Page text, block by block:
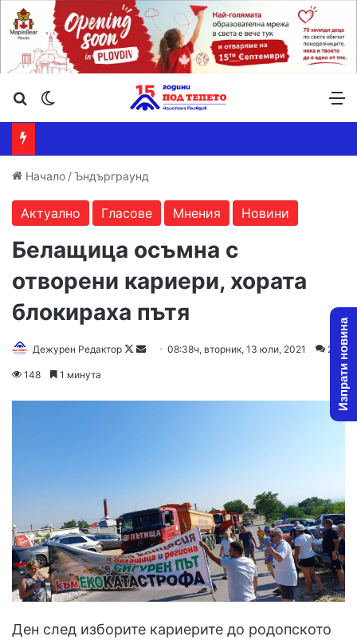
Търсене ...
Начало /Ъндърграунд
Актуално Гласове Мнения Новини
Белащица осъмна с
отворени кариери, хората
блокираха пътя
Дежурен Редактор
F
i
l
08:38ч, вторник, 13 юли, 2021 2
148 1 минута
Ден след изборите кариерите до родопското
Изпрати новина